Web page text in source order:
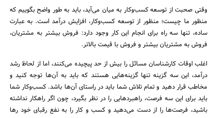
وقتی صحبت از توسعه کسب‌و‌کار به میان می‌آید، باید به طور واضح بگوییم که
منظور ما چیست؛ منظور از توسعه کسب‌و‌کار، افزایش درآمد است. به عبارت
ساده‌، تنها سه راه برای انجام این کار وجود دارد: فروش بیشتر به مشتریان،
فروش به مشتریان بیشتر و فروش با قیمت بالاتر.
اغلب اوقات کارشناسان مسائل را بیش از حد پیچیده می‌کنند، اما از لحاظ رشد
درآمد، این‌ سه گزینه تنها گزینه‌هایی هستند که باید به آن‌ها توجه کنید و
مخاطب قرار دهید و تمام تلاش شما باید در راستای آن‌ها باشد. کسب‌و‌کار شما
باید برای این سه فرصت، راهبردهایی را در نظر بگیرد، چون اگر راهکار نداشته
باشید، فرصت‌ها را از دست می‌دهید و کسب و کار را به نفع رقبای خود رها